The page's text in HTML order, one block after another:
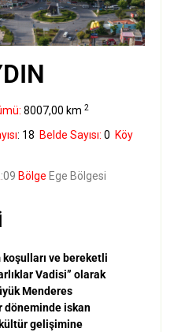
8007,00 km 2
: 18 Belde Sayısı: 0 Köy
:09 Bölge Ege Bölgesi
koşulları ve bereketli
ıklar Vadisi” olarak
yük Menderes
döneminde iskan
ü ltür gelişimine